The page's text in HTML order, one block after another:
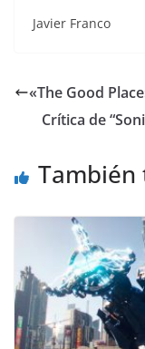
Javier Franco
«The Good
Crítica de
También